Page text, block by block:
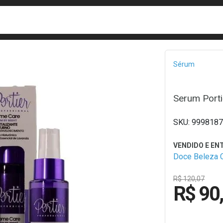
Sérum
Serum
Doce Beleza
R$ 120,07
R$